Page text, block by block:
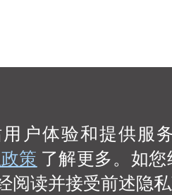
户体验和提供服
策 了解更多。如
阅读并接受前述隐